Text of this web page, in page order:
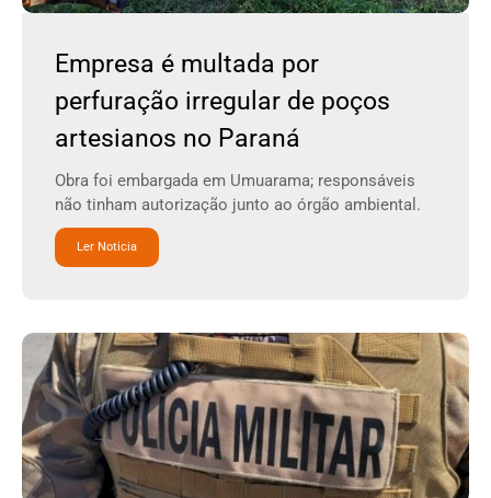
Empresa é multada por
perfuração irregular de poços
artesianos no Paraná
Obra foi embargada em Umuarama; responsáveis
não tinham autorização junto ao órgão ambiental.
Ler Noticia